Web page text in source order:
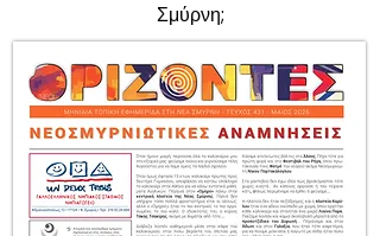
Σμύρνη;